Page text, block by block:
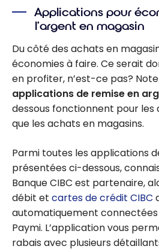
Applications pour
l’argent en magasin
Du côté des achats en
économies à faire. Ce serait
en profiter, n’est-ce pas?
applications de remise en
dessous fonctionnent pour les
que les achats en magasins.
Parmi toutes les applications
présentées ci-dessous,
Banque CIBC est partenaire,
débit et cartes de crédit CIBC
automatiquement
Paymi. L’application vous
rabais avec plusieurs